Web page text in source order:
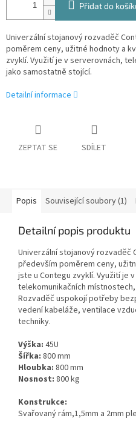
Přidat do
Univerzální stojanový rozvaděč
poměrem ceny, užitné hodnoty a
zvyklí. Využití je v serverovnách,
jako samostatně stojící.
Detailní informace
ZEPTAT SE SDÍLET
Popis Související soubory (1)
Detailní popis produktu
Univerzální stojanový rozvaděč
především poměrem ceny,
jste u Contegu zvyklí. Využití je
telekomunikačních
Rozvaděč uspokojí potřeby
vedení kabeláže, ventilace
techniky.
Výška: 45U
Šířka: 800 mm
Hloubka: 800 mm
Nosnost: 800 kg
Konstrukce:
Svařovaný rám,1,5mm a 2mm